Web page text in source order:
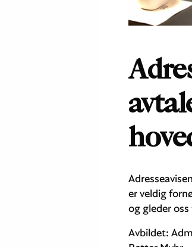
er veldig
og gleder
Avbildet: